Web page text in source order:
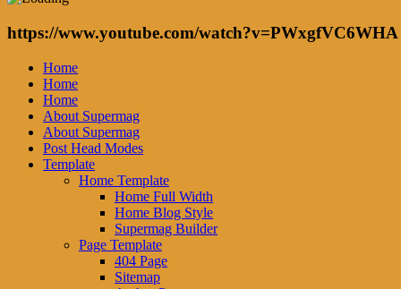
https://www.youtube.com/watch?v=PWxgfVC6WHA
Home
Home
Home
About Supermag
About Supermag
Post Head Modes
Template
Home Template
Home Full Width
Home Blog Style
Supermag Builder
Page Template
404 Page
Sitemap